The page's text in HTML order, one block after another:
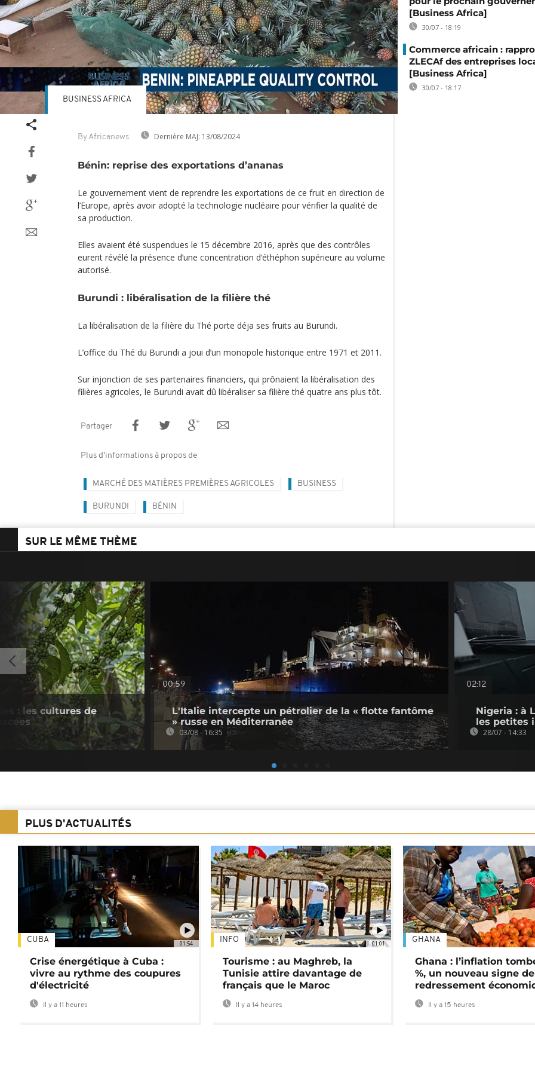
By Africanews Dernière MAJ: 13/08/2024
BUSINESS AFRICA
Bénin: reprise des exportations d’ananas
Le gouvernement vient de reprendre les exportations de ce fruit en direction de
l’Europe, après avoir adopté la technologie nucléaire pour vérifier la qualité de
sa production.
Elles avaient été suspendues le 15 décembre 2016, après que des contrôles
eurent révélé la présence d’une concentration d‘éthéphon supérieure au volume
autorisé.
Burundi : libéralisation de la filière thé
La libéralisation de la filière du Thé porte déja ses fruits au Burundi.
L’office du Thé du Burundi a joui d’un monopole historique entre 1971 et 2011.
Sur injonction de ses partenaires financiers, qui prônaient la libéralisation des
filières agricoles, le Burundi avait dû libéraliser sa filière thé quatre ans plus tôt.
Partager
Plus d'informations à propos de
MARCHÉ DES MATIÈRES PREMIÈRES AGRICOLES BUSINESS
BURUNDI BÉNIN
[Business Africa]
30/07 - 18:19
Commerce africain :
ZLECAf des entreprises
[Business Africa]
30/07 - 18:17
SUR LE MÊME THÈME
: les cultures de
00:59
L'Italie intercepte un pétrolier de la « flotte fantôme
» russe en Méditerranée
03/08 - 16:35
02:12
Nigeria : à
les petites
28/07 - 14:33
PLUS D'ACTUALITÉS
01:54
CUBA
Crise énergétique à Cuba :
vivre au rythme des coupures
d'électricité
Il y a 11 heures
01:01
INFO
Tourisme : au Maghreb, la
Tunisie attire davantage de
français que le Maroc
Il y a 14 heures
GHANA
Ghana : l’inflation
%, un nouveau signe de
redressement
Il y a 15 heures